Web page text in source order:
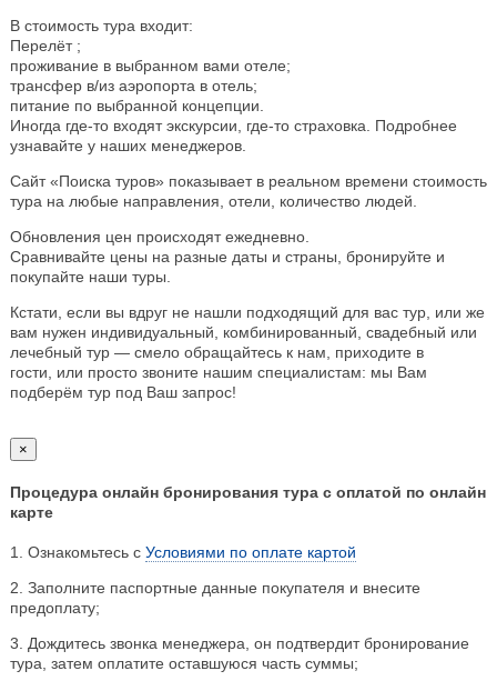
В стоимость тура входит:
Перелёт ;
проживание в выбранном вами отеле;
трансфер в/из аэропорта в отель;
питание по выбранной концепции.
Иногда где-то входят экскурсии, где-то страховка. Подробнее
узнавайте у наших менеджеров.
Сайт «Поиска туров» показывает в реальном времени стоимость
тура на любые направления, отели, количество людей.
Обновления цен происходят ежедневно.
Сравнивайте цены на разные даты и страны, бронируйте и
покупайте наши туры.
Кстати, если вы вдруг не нашли подходящий для вас тур, или же
вам нужен индивидуальный, комбинированный, свадебный или
лечебный тур — смело обращайтесь к нам, приходите в
гости, или просто звоните нашим специалистам: мы Вам
подберём тур под Ваш запрос!
×
Процедура онлайн бронирования тура с оплатой по онлайн
карте
1. Ознакомьтесь с Условиями по оплате картой
2. Заполните паспортные данные покупателя и внесите
предоплату;
3. Дождитесь звонка менеджера, он подтвердит бронирование
тура, затем оплатите оставшуюся часть суммы;